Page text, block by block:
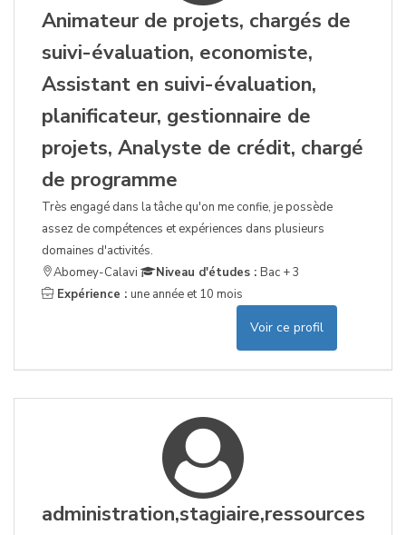
Animateur de projets, chargés de
suivi-évaluation, economiste,
Assistant en suivi-évaluation,
planificateur, gestionnaire de
projets, Analyste de crédit, chargé
de programme
Très engagé dans la tâche qu'on me confie, je possède
assez de compétences et expériences dans plusieurs
domaines d'activités.
Abomey-Calavi
Niveau d'études : Bac + 3
Expérience : une année et 10 mois
Voir ce profil
administration,stagiaire,ressources